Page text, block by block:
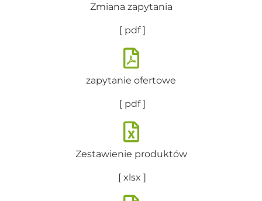
Zmiana zapytania
[ pdf ]
zapytanie ofertowe
[ pdf ]
Zestawienie produktów
[ xlsx ]